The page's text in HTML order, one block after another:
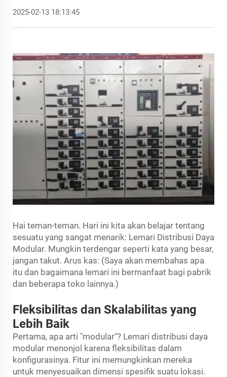
2025-02-13 18:13:45
Hai teman-teman. Hari ini kita akan belajar tentang
sesuatu yang sangat menarik: Lemari Distribusi Daya
Modular. Mungkin terdengar seperti kata yang besar,
jangan takut. Arus kas: (Saya akan membahas apa
itu dan bagaimana lemari ini bermanfaat bagi pabrik
dan beberapa toko lainnya.)
Fleksibilitas dan Skalabilitas yang
Lebih Baik
Pertama, apa arti "modular"? Lemari distribusi daya
modular menonjol karena fleksibilitas dalam
konfigurasinya. Fitur ini memungkinkan mereka
untuk menyesuaikan dimensi spesifik suatu lokasi.